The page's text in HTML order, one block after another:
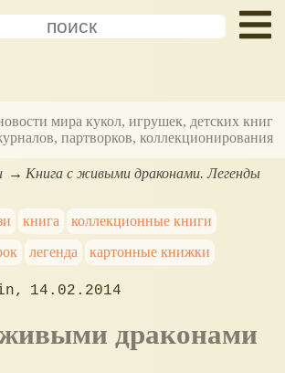
мира кукол, игрушек, детских книг
партворков, коллекционирования
Книга с живыми драконами. Легенды
книга
коллекционные книги
легенда картонные книжки
14.02.2014
живыми драконами